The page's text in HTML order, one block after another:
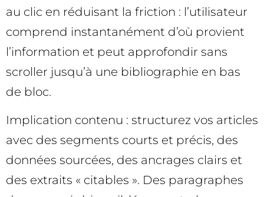
au clic en réduisant la friction : l’utilisateur
comprend instantanément d’où provient
l’information et peut approfondir sans
scroller jusqu’à une bibliographie en bas
de bloc.
Implication contenu : structurez vos articles
avec des segments courts et précis, des
données sourcées, des ancrages clairs et
des extraits « citables ». Des paragraphes